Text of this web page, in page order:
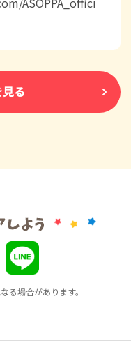
る
る場合があります。